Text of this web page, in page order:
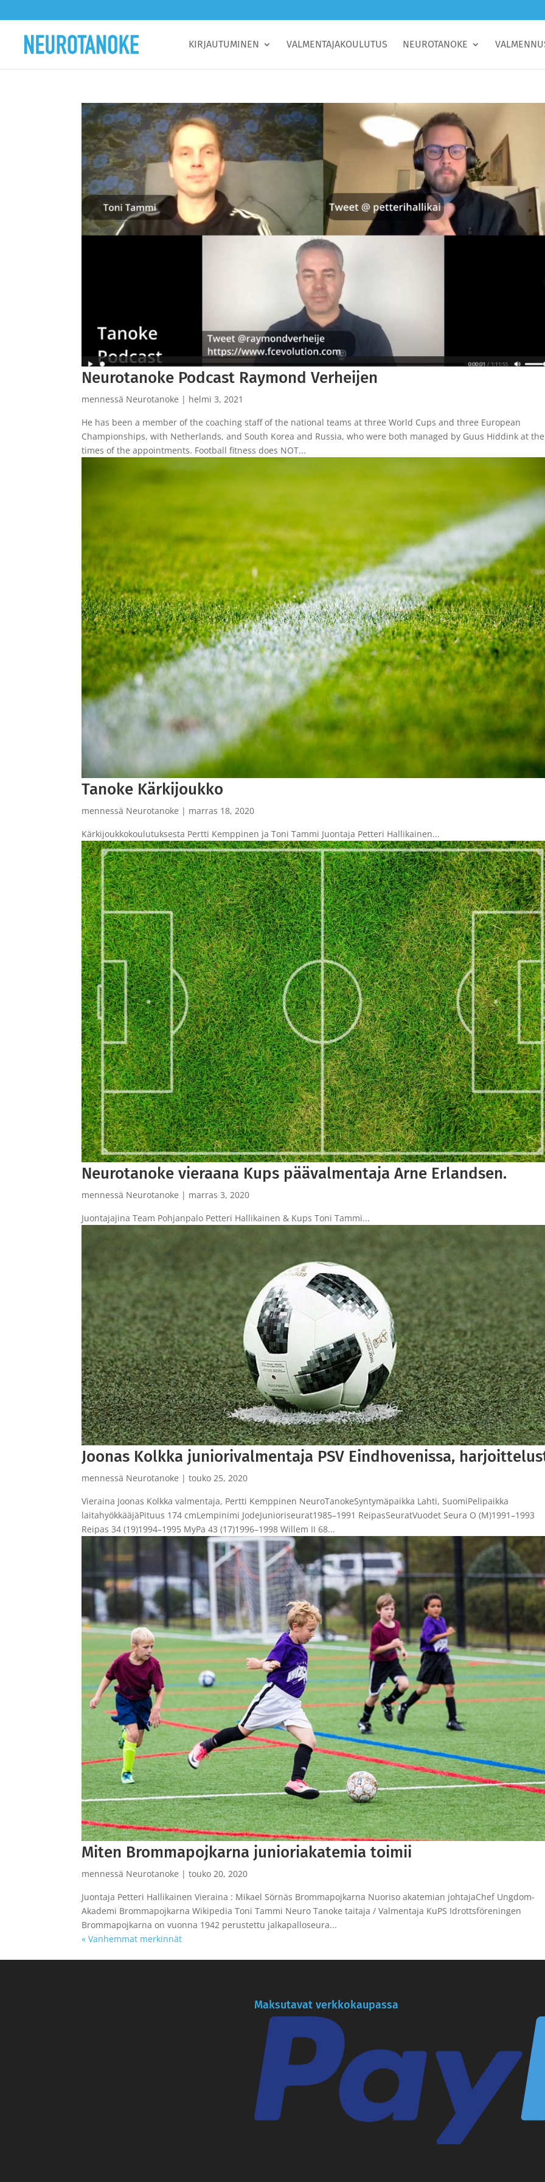
KIRJAUTUMINEN VALMENTAJAKOULUTUS NEUROTANOKE
Neurotanoke Podcast Raymond Verheijen
mennessä Neurotanoke | helmi 3, 2021
He has been a member of the coaching staff of the national teams at three World Cups and three European
Championships, with Netherlands, and South Korea and Russia, who were both managed by Guus Hiddink at the
times of the appointments. Football fitness does NOT...
Tanoke Kärkijoukko
mennessä Neurotanoke | marras 18, 2020
Kärkijoukkokoulutuksesta Pertti Kemppinen ja Toni Tammi Juontaja Petteri Hallikainen...
Neurotanoke vieraana Kups päävalmentaja Arne Erlandsen.
mennessä Neurotanoke | marras 3, 2020
Juontajajina Team Pohjanpalo Petteri Hallikainen & Kups Toni Tammi...
Joonas Kolkka juniorivalmentaja PSV Eindhovenissa,
mennessä Neurotanoke |touko 25, 2020
Vieraina Joonas Kolkka valmentaja, Pertti Kemppinen NeuroTanokeSyntymäpaikka Lahti, SuomiPelipaikka
laitahyökkääjäPituus 174 cmLempinimi JodeJunioriseurat1985–1991 ReipasSeuratVuodet Seura O (M)1991–1993
Reipas 34 (19)1994–1995 MyPa 43 (17)1996–1998 Willem II 68...
Miten Brommapojkarna junioriakatemia toimii
mennessä Neurotanoke |touko 20, 2020
Juontaja Petteri Hallikainen Vieraina : Mikael Sörnäs Brommapojkarna Nuoriso akatemian johtajaChef Ungdom-
Akademi Brommapojkarna Wikipedia Toni Tammi Neuro Tanoke taitaja / Valmentaja KuPS Idrottsföreningen
Brommapojkarna on vuonna 1942 perustettu jalkapalloseura...
« Vanhemmat merkinnät
Maksutavat verkkokaupassa